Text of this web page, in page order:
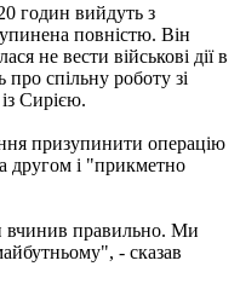
годин вийдуть з
повністю. Він
не вести військові дії в
про спільну роботу зі
Сирією.
призупинити операцію
другом і "прикметно
вчинив правильно. Ми
- сказав